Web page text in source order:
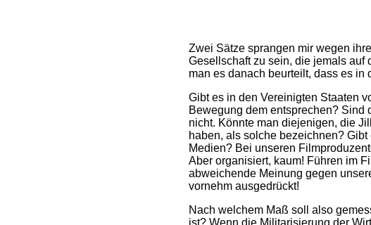
Zwei Sätze sprangen mir wegen
Gesellschaft zu sein, die jemals auf
man es danach beurteilt, dass es
Gibt es in den Vereinigten Staaten
Bewegung dem entsprechen? Sind
nicht. Könnte man diejenigen, die
haben, als solche bezeichnen?
Medien? Bei unseren
Aber organisiert, kaum! Führen im
abweichende Meinung gegen
vornehm ausgedrückt!
Nach welchem Maß soll also
ist? Wenn die Militarisierung der